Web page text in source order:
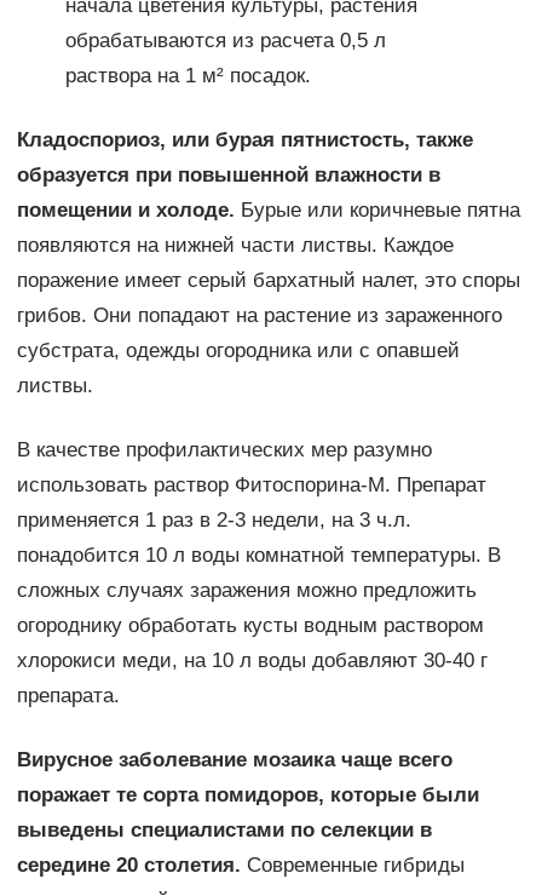
начала цветения культуры, растения
обрабатываются из расчета 0,5 л
раствора на 1 м² посадок.
Кладоспориоз, или бурая пятнистость, также
образуется при повышенной влажности в
помещении и холоде. Бурые или коричневые пятна
появляются на нижней части листвы. Каждое
поражение имеет серый бархатный налет, это споры
грибов. Они попадают на растение из зараженного
субстрата, одежды огородника или с опавшей
листвы.
В качестве профилактических мер разумно
использовать раствор Фитоспорина-М. Препарат
применяется 1 раз в 2-3 недели, на 3 ч.л.
понадобится 10 л воды комнатной температуры. В
сложных случаях заражения можно предложить
огороднику обработать кусты водным раствором
хлорокиси меди, на 10 л воды добавляют 30-40 г
препарата.
Вирусное заболевание мозаика чаще всего
поражает те сорта помидоров, которые были
выведены специалистами по селекции в
середине 20 столетия. Современные гибриды